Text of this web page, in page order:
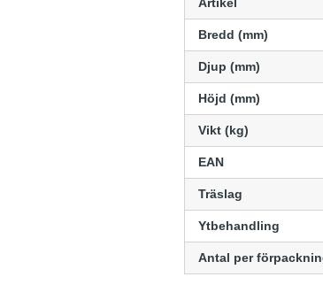
Bredd (mm)
Djup (mm)
Höjd (mm)
Vikt (kg)
EAN
Träslag
Ytbehandling
Antal per